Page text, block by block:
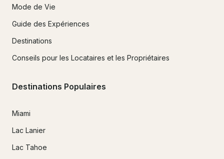
Mode de Vie
Guide des Expériences
Destinations
Conseils pour les Locataires et les Propriétaires
Destinations Populaires
Miami
Lac Lanier
Lac Tahoe